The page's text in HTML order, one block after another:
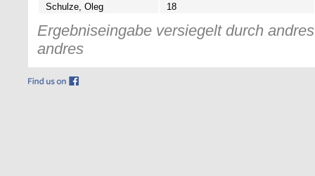
Schulze, Oleg
18
Ergebniseingabe versiegelt durch
andres